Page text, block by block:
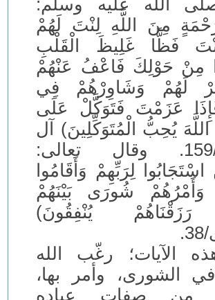
صلى الله عليه وسلم:
مِنَ اللَّهِ لِنْتَ لَهُمْ
فَظًّا غَلِيظَ الْقَلْبِ
مِنْ حَوْلِكَ فَاعْفُ عَنْهُمْ
لَهُمْ وَشَاوِرْهُمْ فِي
فَإِذَا عَزَمْتَ فَتَوَكَّلْ عَلَى
اللَّهَ يُحِبُّ الْمُتَوَكِّلِينَ) آل
عمران/159. وقال تعالى:
اسْتَجَابُوا لِرَبِّهِمْ وَأَقَامُوا
وَأَمْرُهُمْ شُورَى بَيْنَهُمْ
رَزَقْنَاهُمْ يُنْفِقُونَ)
الآيات؛ رغّب الله
الشورى، وأمر بها،
من صفات عباده